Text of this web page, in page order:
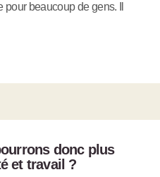
pour beaucoup de gens. Il
donc plus
et travail ?